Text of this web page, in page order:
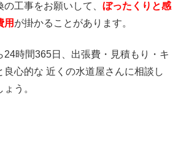
工事をお願いして、 ぼったくりと感
用 が掛かることがあります。
24時間365日、出張費・見積もり・キ
良心的な 近くの水道屋さんに相談し
う。